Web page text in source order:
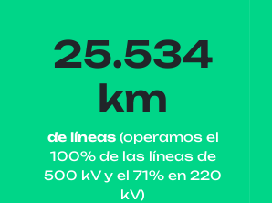
25.534
km
de líneas(operamos el
100% de las líneas de
500 kV y el 71% en 220
kV)